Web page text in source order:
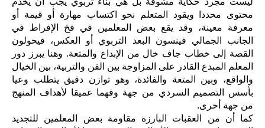
محتوى محددا ويقود المتعلم نحو اكتساب مهارة أو قيمة أو
معرفة معينة، وقد يقع بعض المعلمين في فخ الإفراط في
الجانب الجمالي فينسون البعد التربوي أو العكس، فيحولون
القصة إلى خطاب جاف خال من الإبداع والمتعة. وهنا يبرز دور
المعلم المبدع القادر على المزاوجة بين الفن والتربية، بين الخيال
والواقع، وبين المتعة والفائدة، وهو توازن دقيق يتطلب وعيا
بأسس التصميم السردي من جهة وفهما عميقا لأهداف المنهج
من جهة أخرى.
كما أن من العقبات البارزة مقاومة بعض المعلمين للتجديد